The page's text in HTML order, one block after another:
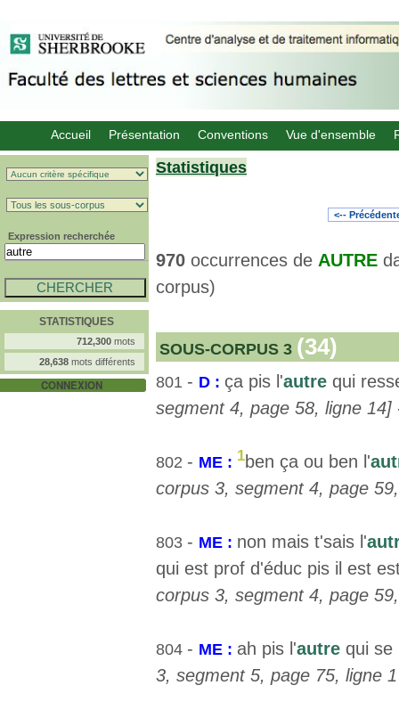
Accueil Présentation Conventions Vue d'ensemble
Expression recherchée
STATISTIQUES
712,300 mots
28,638 mots différents
CONNEXION
Statistiques
<--
970 occurrences de AUTRE
corpus)
SOUS-CORPUS 3 (34)
801 - D : ça pis l'autre qui
segment 4, page 58, ligne 14]
802 - ME : 1ben ça ou ben l'
corpus 3, segment 4, page
803 - ME : non mais t'sais l'
qui est prof d'éduc pis il est
corpus 3, segment 4, page
804 - ME : ah pis l'autre qui se
3, segment 5, page 75, ligne